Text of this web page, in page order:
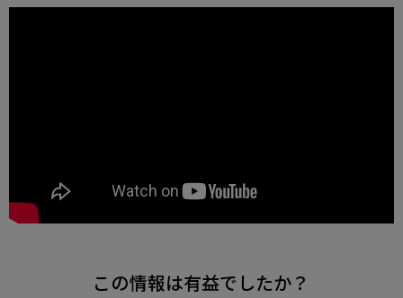
この情報は有益でしたか？